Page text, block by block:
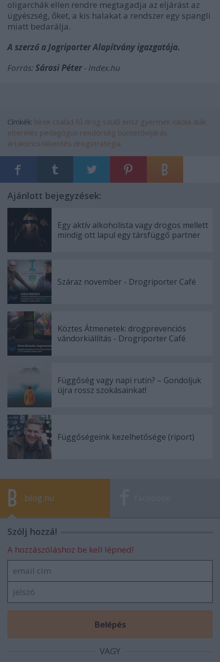
oligarchák ellen rendre megtagadja az eljárást az
ügyészség, őket, a kis halakat a rendszer egy spangli
miatt bedarálja.
A szerző a Jogriporter Alapítvány igazgatója.
Forrás:Sárosi Péter- Index.hu
Címkék: hírek család fű drog szülő ensz gyermek iskola diák
elterelés pedagógus rendörség büntetőeljárás
ártalomcsökkentés drogstratégia
Ajánlott bejegyzések:
Egy aktív alkoholista vagy drogos mellett
mindig ott lapul egy társfüggő partner
Száraz november - Drogriporter Café
Köztes Átmenetek: drogprevenciós
vándorkiállítás - Drogriporter Café
Függőség vagy napi rutin? – Gondoljuk
újra rossz szokásainkat!
Függőségeink kezelhetősége (riport)
blog.hu
Szólj hozzá!
A hozzászóláshoz be kell lépned!
VAGY